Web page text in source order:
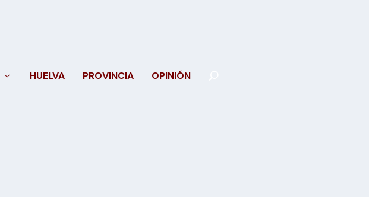
HUELVA PROVINCIA OPINIÓN